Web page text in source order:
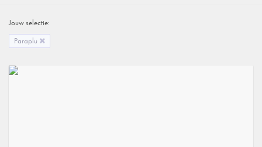
Jouw selectie:
Paraplu